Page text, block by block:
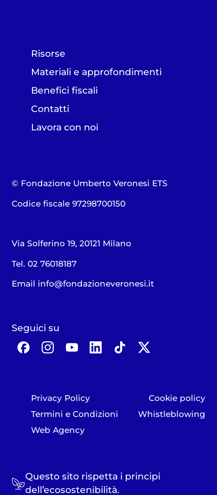
Risorse
Materiali e approfondimenti
Benefici fiscali
Contatti
Lavora con noi
© Fondazione Umberto Veronesi ETS
Codice fiscale 97298700150
Via Solferino 19, 20121 Milano
Tel. 02 76018187
Email info@fondazioneveronesi.it
Seguici su
Privacy Policy
Cookie policy
Termini e Condizioni
Whistleblowing
Web Agency
Questo sito rispetta i principi
dell’ecosostenibilità.